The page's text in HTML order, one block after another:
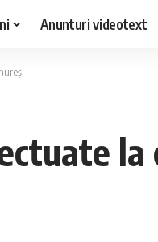
Anunturi videotext
la